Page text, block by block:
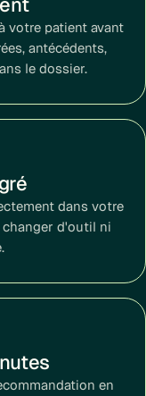
votre patient avant
antécédents,
le dossier.
dans votre
changer d'outil ni
en